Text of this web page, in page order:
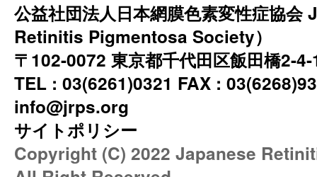
公益社団法人日本網膜色素変性症協会
Retinitis Pigmentosa Society）
〒102-0072 東京都千代田区飯田橋2-
TEL : 03(6261)0321 FAX :
info@jrps.org
サイトポリシー
Copyright (C) 2022 Japanese